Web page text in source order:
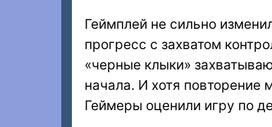
Геймплей не сильно
прогресс с захватом
«черные клыки»
начала. И хотя повторение
Геймеры оценили игру по